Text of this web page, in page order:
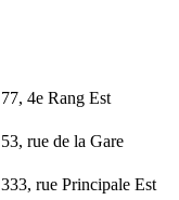
77, 4e Rang Est
53, rue de la Gare
333, rue Principale Est